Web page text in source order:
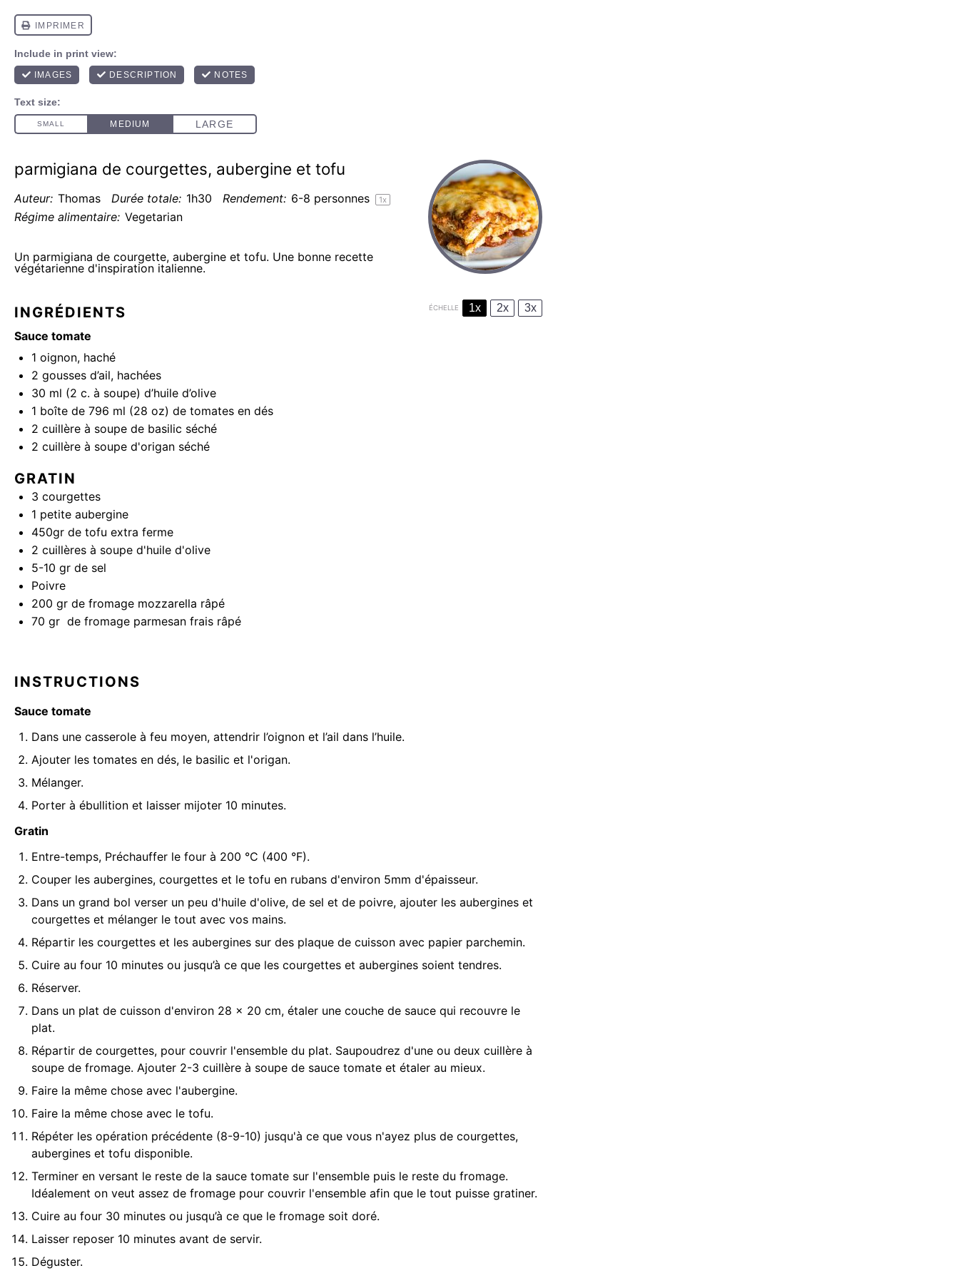
parmigiana de courgettes, aubergine et tofu
Auteur: Thomas Durée totale: 1h30 Rendement: 6-8 personnes 1x
Régime alimentaire: Vegetarian
Un parmigiana de courgette, aubergine et tofu. Une bonne recette
végétarienne d'inspiration italienne.
INGRÉDIENTS ÉCHELLE 1x 2x 3x
Sauce tomate
1 oignon, haché
2 gousses d’ail, hachées
30 ml (2 c. à soupe) d’huile d’olive
1 boîte de 796 ml (28 oz) de tomates en dés
2 cuillère à soupe de basilic séché
2 cuillère à soupe d'origan séché
GRATIN
3 courgettes
1 petite aubergine
450gr de tofu extra ferme
2 cuillères à soupe d'huile d'olive
5-10 gr de sel
Poivre
200 gr de fromage mozzarella râpé
70 gr de fromage parmesan frais râpé
INSTRUCTIONS
Sauce tomate
Dans une casserole à feu moyen, attendrir l’oignon et l’ail dans l’huile.
Ajouter les tomates en dés, le basilic et l'origan.
Mélanger.
Porter à ébullition et laisser mijoter 10 minutes.
Gratin
Entre-temps, Préchauffer le four à 200 °C (400 °F).
Couper les aubergines, courgettes et le tofu en rubans d'environ 5mm d'épaisseur.
Dans un grand bol verser un peu d'huile d'olive, de sel et de poivre, ajouter les aubergines et
courgettes et mélanger le tout avec vos mains.
Répartir les courgettes et les aubergines sur des plaque de cuisson avec papier parchemin.
Cuire au four 10 minutes ou jusqu’à ce que les courgettes et aubergines soient tendres.
Réserver.
Dans un plat de cuisson d'environ 28 x 20 cm, étaler une couche de sauce qui recouvre le
plat.
Répartir de courgettes, pour couvrir l'ensemble du plat. Saupoudrez d'une ou deux cuillère à
soupe de fromage. Ajouter 2-3 cuillère à soupe de sauce tomate et étaler au mieux.
Faire la même chose avec l'aubergine.
Faire la même chose avec le tofu.
Répéter les opération précédente (8-9-10) jusqu'à ce que vous n'ayez plus de courgettes,
aubergines et tofu disponible.
Terminer en versant le reste de la sauce tomate sur l'ensemble puis le reste du fromage.
Idéalement on veut assez de fromage pour couvrir l'ensemble afin que le tout puisse gratiner.
Cuire au four 30 minutes ou jusqu’à ce que le fromage soit doré.
Laisser reposer 10 minutes avant de servir.
Déguster.